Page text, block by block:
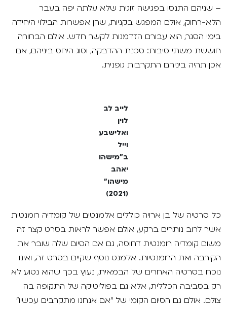
– שניהם התנסו בפגישה זוגית שלא עלתה יפה בעבר
הלא-רחוק, אולם המפגש בקניות, שהן אפשרות הבילוי היחידה
בימי הסגר, הוא עבורם הזדמנות לקשר חדש. אולם הבחורה
חוששת משתי סיבות: סכנת ההדבקה, וסוג היחס ביניהם, אם
אכן תהיה ביניהם התקרבות גופנית.
לייב לב
לוין
ואלישבע
וייל
ב"מישהו
יאהב
מישהו"
(2021)
כל סרטיה של בן ארויה כוללים אלמנטים של קומדיה רומנטית
אשר לרוב נותרים ברקע, אולם אפשר לראות בסרט קצר זה
משום קומדיה רומנטית דחוסה, גם אם הסיום שלה שובר את
הקירבה ואת הרומנטיוּת. אלמנט נוסף שקיים בסרט זה, ואינו
נוכח בסרטיה האחרים של הבמאית, נעוץ בכך שהוא נטוע לא
רק בסביבה הכללית, אלא גם בפוליטיקה של התקופה בה
צולם. אולם גם הסיום הקומי של "אם אנחנו מתקרבים עכשיו"